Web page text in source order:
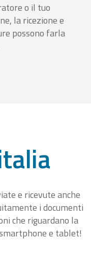
o il tuo
la ricezione e
possono farla
e ricevute anche
i documenti
che riguardano la
e tablet!